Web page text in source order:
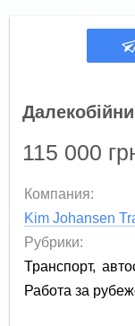
115 000
Компания:
Kim Johansen
Рубрики:
Транспорт,
Работа за